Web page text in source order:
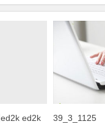
ed2k
39_3_1125